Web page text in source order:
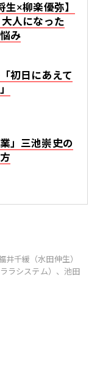
生×柳楽優弥】
人になった
み
初日にあえて
」三池崇史の
千緩（水田伸生）
ラシステム）、池田